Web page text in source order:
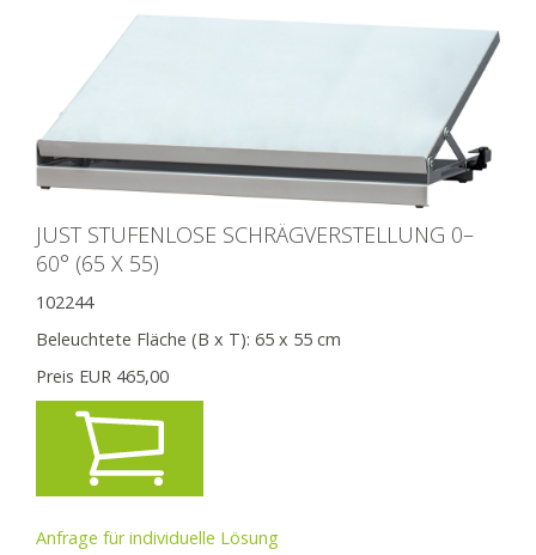
JUST STUFENLOSE SCHRÄGVERSTELLUNG 0–
60° (65 X 55)
102244
Beleuchtete Fläche (B x T): 65 x 55 cm
Preis EUR 465,00
Anfrage für individuelle Lösung